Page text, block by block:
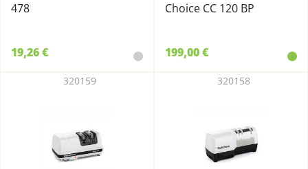
478
19,26 €
Choice CC 120 BP
199,00 €
320159 320158